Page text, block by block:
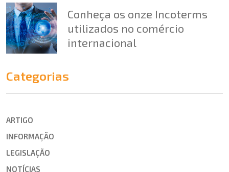
Conheça os onze Incoterms
utilizados no comércio
internacional
Categorias
ARTIGO
INFORMAÇÃO
LEGISLAÇÃO
NOTÍCIAS